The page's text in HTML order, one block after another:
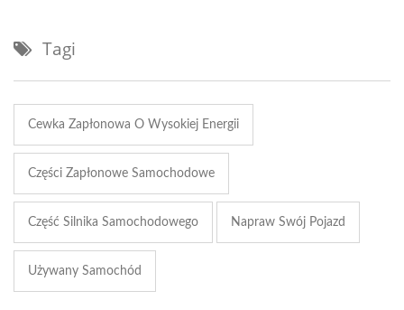
Tagi
Cewka Zapłonowa O Wysokiej Energii
Części Zapłonowe Samochodowe
Część Silnika Samochodowego Napraw Swój Pojazd
Używany Samochód